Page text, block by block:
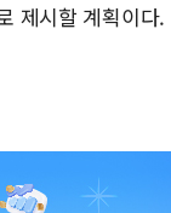
제시할 계획이다.